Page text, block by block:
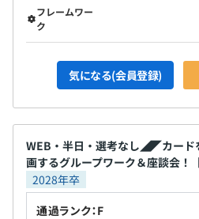
フレームワー
ク
気になる(会員登録)
WEB・半日・選考なし◢◤カード
画するグループワーク＆座談会！
2028年卒
通過ランク：F